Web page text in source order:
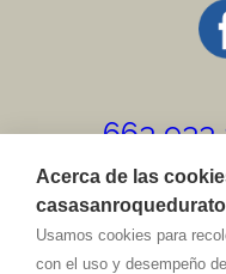
Acerca de las
Usamos cookies para
con el uso y desempeño
663
682